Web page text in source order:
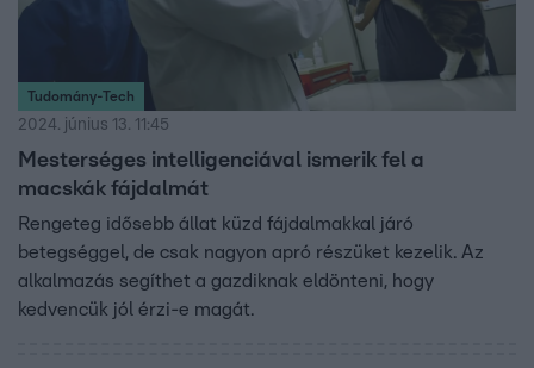
Tudomány-Tech
2024. június 13. 11:45
Mesterséges intelligenciával ismerik fel a
macskák fájdalmát
Rengeteg idősebb állat küzd fájdalmakkal járó
betegséggel, de csak nagyon apró részüket kezelik. Az
alkalmazás segíthet a gazdiknak eldönteni, hogy
kedvencük jól érzi-e magát.